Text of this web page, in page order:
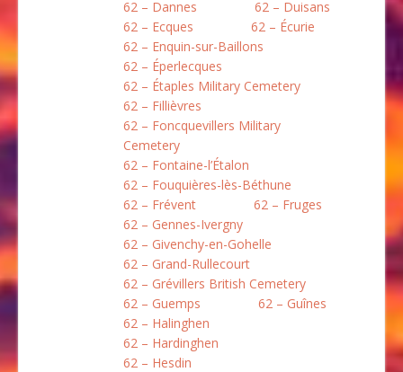
62 – Dannes
62 – Duisans
62 – Ecques
62 – Écurie
62 – Enquin-sur-Baillons
62 – Éperlecques
62 – Étaples Military Cemetery
62 – Fillièvres
62 – Foncquevillers Military
Cemetery
62 – Fontaine-l’Étalon
62 – Fouquières-lès-Béthune
62 – Frévent
62 – Fruges
62 – Gennes-Ivergny
62 – Givenchy-en-Gohelle
62 – Grand-Rullecourt
62 – Grévillers British Cemetery
62 – Guemps
62 – Guînes
62 – Halinghen
62 – Hardinghen
62 – Hesdin